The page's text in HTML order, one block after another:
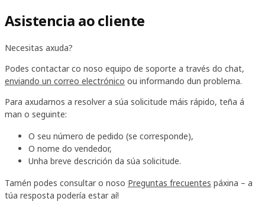
Asistencia ao cliente
Necesitas axuda?
Podes contactar co noso equipo de soporte a través do chat,
enviando un correo electrónico ou informando dun problema.
Para axudarnos a resolver a súa solicitude máis rápido, teña á
man o seguinte:
O seu número de pedido (se corresponde),
O nome do vendedor,
Unha breve descrición da súa solicitude.
Tamén podes consultar o noso Preguntas frecuentes páxina – a
túa resposta podería estar aí!